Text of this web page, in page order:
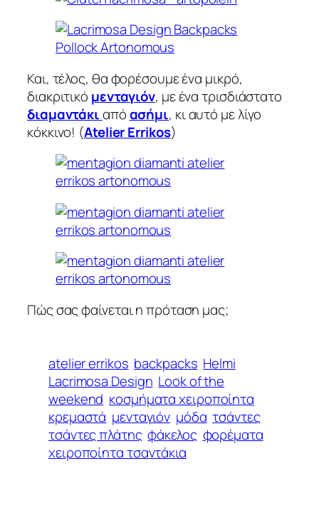
Και, τέλος, θα φορέσουμε ένα μικρό,
διακριτικό μενταγιόν, με ένα τρισδιάστατο
διαμαντάκιαπόασήμι, κι αυτό με λίγο
κόκκινο! (Atelier Errikos)
Πώς σας φαίνεται η πρόταση μας;
atelier errikos backpacks Helmi
Lacrimosa Design Look of the
weekend κοσμήματα χειροποίητα
κρεμαστά μενταγιόν μόδα τσάντες
τσάντες πλάτης φάκελος φορέματα
χειροποίητα τσαντάκια